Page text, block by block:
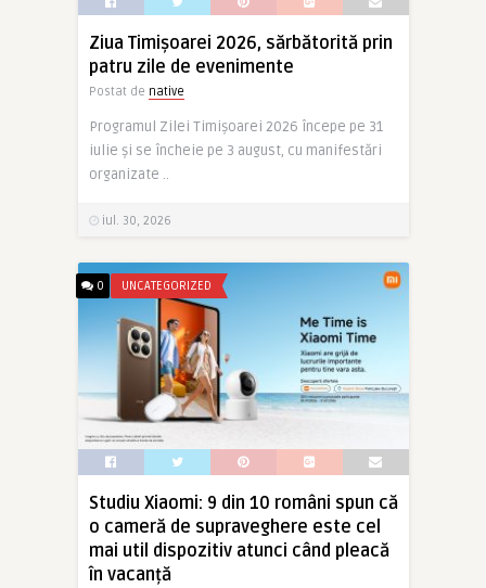
Ziua Timișoarei 2026, sărbătorită prin
patru zile de evenimente
Postat de native
Programul Zilei Timișoarei 2026 începe pe 31
iulie și se încheie pe 3 august, cu manifestări
organizate ..
iul. 30, 2026
0 UNCATEGORIZED
Studiu Xiaomi: 9 din 10 români spun că
o cameră de supraveghere este cel
mai util dispozitiv atunci când pleacă
în vacanță